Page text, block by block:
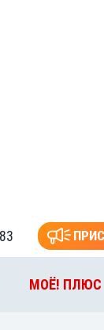
МОЁ! ПЛЮС